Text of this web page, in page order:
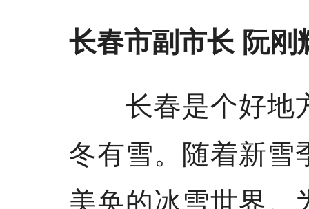
长春市副市长 阮刚
长春是个好地
冬有雪。随着新雪
美奂的冰雪世界。